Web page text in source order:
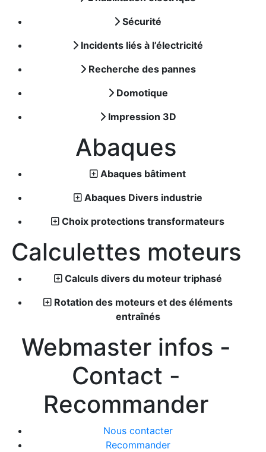
Sécurité
Incidents liés à l’électricité
Recherche des pannes
Domotique
Impression 3D
Abaques
Abaques bâtiment
Abaques Divers industrie
Choix protections transformateurs
Calculettes moteurs
Calculs divers du moteur triphasé
Rotation des moteurs et des éléments
entraînés
Webmaster infos -
Contact -
Recommander
Nous contacter
Recommander